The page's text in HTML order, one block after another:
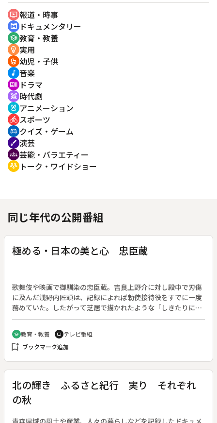
ondemand_video 報道・時事
cinematic_blur ドキュメンタリー
school 教育・教養
emoji_objects 実用
crib 幼児・子供
music_note 音楽
recent_actors ドラマ
swords 時代劇
cruelty_free アニメーション
directions_bike スポーツ
sports_esports クイズ・ゲーム
brush 演芸
groups 芸能・バラエティー
adaptive_audio_mic トーク・ワイドショー
同じ年代の公開番組
極める・日本の美と心 忠臣蔵
歌舞伎や映画で御馴染の忠臣蔵。吉良上野介に対し殿中で刃傷
に及んだ浅野内匠頭は、記録によれば勅使接待役をすでに一度
務めていた。したがって芝居で描かれたような「しきたりに無
知であったため吉良に侮辱された」という図式は成り立たな
い。番組では、彼らの確執は“山鹿素行”にあったのではないか
と考える。武士道の体系化を試み、官学であった朱子学に反対
して赤穂に流された素行。その思想を受けた内匠頭と内蔵助、
たのではないだろうか◆五代将軍徳川綱吉肖像画、吉良義央公
木像、浅野内匠頭長矩像、山鹿素行画像、元禄義士図、大石内
蔵助佩刀（備前長船）、松之廊下ふすま絵、吉良邸跡
school 教育・教養 tv テレビ番組
bookmark_add ブックマーク追加
北の輝き ふるさと紀行 実り それぞれ
の秋